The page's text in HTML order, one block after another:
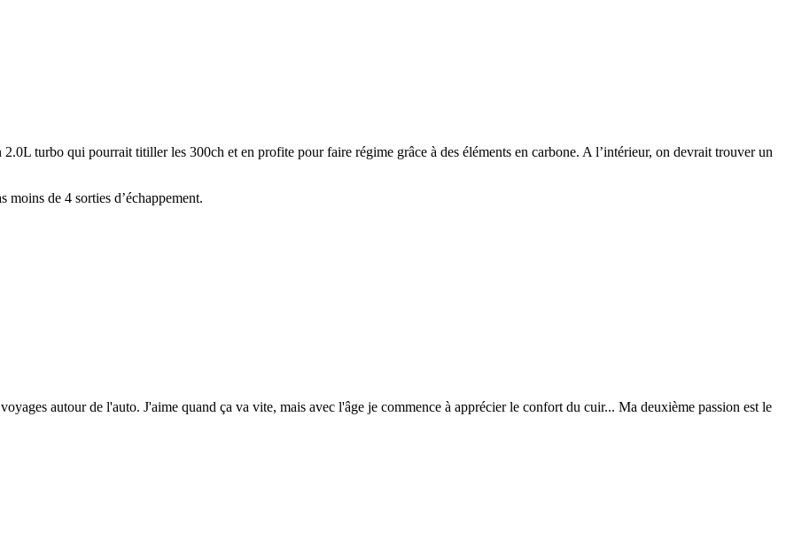
turbo qui pourrait titiller les 300ch et en profite pour faire régime grâce à des éléments en carbone. A l’intérieur, on devrait trouver un
moins de 4 sorties d’échappement.
autour de l'auto. J'aime quand ça va vite, mais avec l'âge je commence à apprécier le confort du cuir... Ma deuxième passion est le